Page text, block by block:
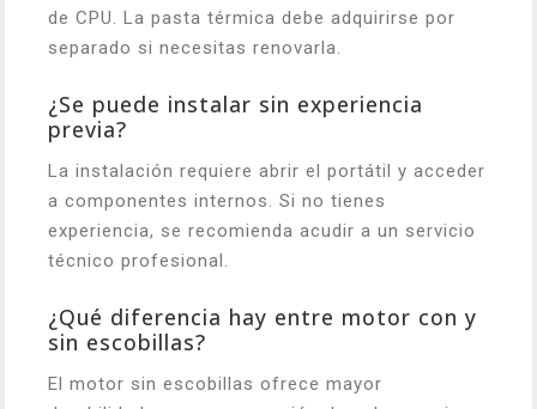
de CPU. La pasta térmica debe adquirirse por
separado si necesitas renovarla.
¿Se puede instalar sin experiencia
previa?
La instalación requiere abrir el portátil y acceder
a componentes internos. Si no tienes
experiencia, se recomienda acudir a un servicio
técnico profesional.
¿Qué diferencia hay entre motor con y
sin escobillas?
El motor sin escobillas ofrece mayor